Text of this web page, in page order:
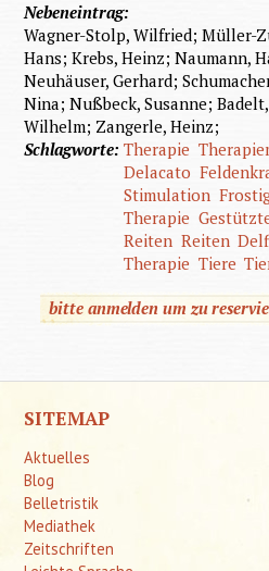
Nebeneintrag:
Wagner-Stolp, Wilfried; Müller-
Hans; Krebs, Heinz; Naumann,
Neuhäuser, Gerhard;
Nina; Nußbeck, Susanne;
Wilhelm; Zangerle, Heinz;
Schlagworte:Therapie
Delacato
Stimulation
Therapie
Reiten Reiten
Therapie Tiere
bitte anmelden um zu
SITEMAP
Aktuelles
Blog
Belletristik
Mediathek
Zeitschriften